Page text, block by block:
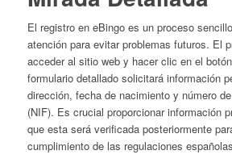
El registro en eBingo es un proceso
atención para evitar problemas futuros. El
acceder al sitio web y hacer clic en el botón
formulario detallado solicitará información
dirección, fecha de nacimiento y número
(NIF). Es crucial proporcionar información
que esta será verificada posteriormente
cumplimiento de las regulaciones